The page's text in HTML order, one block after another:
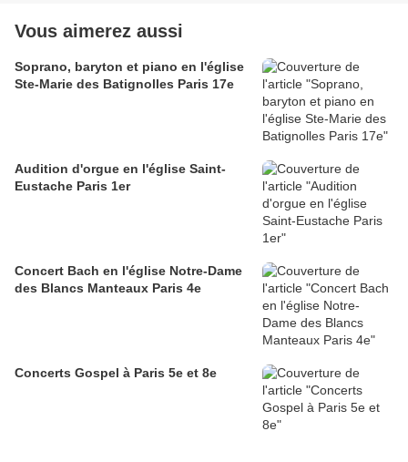
Vous aimerez aussi
Soprano, baryton et piano en l'église
Ste-Marie des Batignolles Paris 17e
Audition d'orgue en l'église Saint-
Eustache Paris 1er
Concert Bach en l'église Notre-Dame
des Blancs Manteaux Paris 4e
Concerts Gospel à Paris 5e et 8e